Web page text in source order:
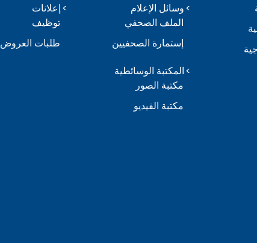
وسائل الإعلام
الملف الصحفي
إستمارة الصحفيين
المكتبة الوسائطية
مكتبة الصور
مكتبة الفيديو
إعلانات
توظيف
طلبات العروض